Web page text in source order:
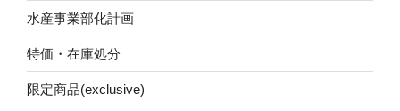
水産事業部化計画
特価・在庫処分
限定商品(exclusive)